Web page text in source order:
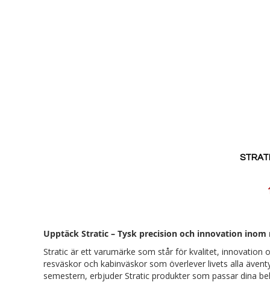
Upptäck Stratic – Tysk precision och innovation inom
Stratic är ett varumärke som står för kvalitet, innovation
resväskor och kabinväskor som överlever livets alla
semestern, erbjuder Stratic produkter som passar dina